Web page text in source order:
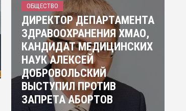
ОБЩЕСТВО
ДИРЕКТОР ДЕПАРТАМЕНТА
ЗДРАВООХРАНЕНИЯ ХМАО,
КАНДИДАТ МЕДИЦИНСКИХ
НАУК АЛЕКСЕЙ
ДОБРОВОЛЬСКИЙ
ВЫСТУПИЛ ПРОТИВ
ЗАПРЕТА АБОРТОВ